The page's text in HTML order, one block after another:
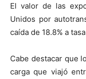
El valor de las
Unidos por
caída de 18.8% a
Cabe destacar que
carga que viajó